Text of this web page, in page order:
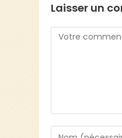
Laisser un